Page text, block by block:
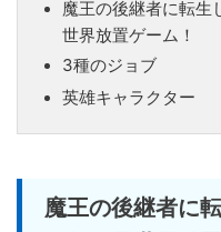
魔王の後継者に転生
世界放置ゲーム！
3種のジョブ
英雄キャラクター
魔王の後継者に